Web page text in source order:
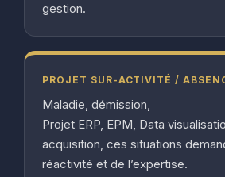
gestion.
PROJET SUR-ACTIVITÉ /
Maladie, démission,
Projet ERP, EPM, Data
acquisition, ces situations
réactivité et de l’expertise.